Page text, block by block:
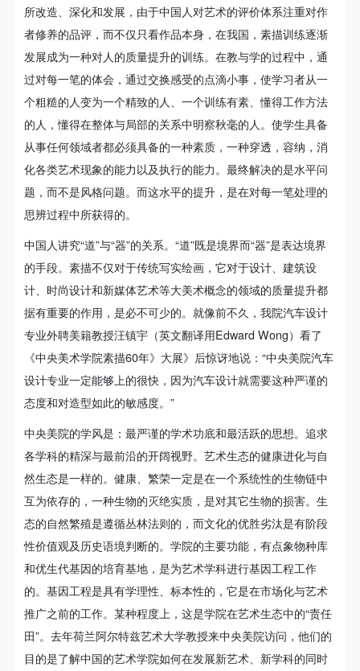
所改造、深化和发展，由于中国人对艺术的评价体系注重对作
者修养的品评，而不仅只看作品本身，在我国，素描训练逐渐
发展成为一种对人的质量提升的训练。在教与学的过程中，通
过对每一笔的体会，通过交换感受的点滴小事，使学习者从一
个粗糙的人变为一个精致的人、一个训练有素、懂得工作方法
的人，懂得在整体与局部的关系中明察秋毫的人。使学生具备
从事任何领域者都必须具备的一种素质，一种穿透，容纳，消
化各类艺术现象的能力以及执行的能力。最终解决的是水平问
题，而不是风格问题。而这水平的提升，是在对每一笔处理的
思辨过程中所获得的。
中国人讲究“道”与“器”的关系。“道”既是境界而“器”是表达境界
的手段。素描不仅对于传统写实绘画，它对于设计、建筑设
计、时尚设计和新媒体艺术等大美术概念的领域的质量提升都
据有重要的作用，是必不可少的。就像前不久，我院汽车设计
专业外聘美籍教授汪镇宇（英文翻译用Edward Wong）看了
《中央美术学院素描60年》大展》后惊讶地说：“中央美院汽车
设计专业一定能够上的很快，因为汽车设计就需要这种严谨的
态度和对造型如此的敏感度。”
中央美院的学风是：最严谨的学术功底和最活跃的思想。追求
各学科的精深与最前沿的开阔视野。艺术生态的健康进化与自
然生态是一样的。健康、繁荣一定是在一个系统性的生物链中
互为依存的，一种生物的灭绝实质，是对其它生物的损害。生
态的自然繁殖是遵循丛林法则的，而文化的优胜劣汰是有阶段
性价值观及历史语境判断的。学院的主要功能，有点象物种库
和优生代基因的培育基地，是为艺术学科进行基因工程工作
的。基因工程是具有学理性、标本性的，它是在市场化与艺术
推广之前的工作。某种程度上，这是学院在艺术生态中的“责任
田”。去年荷兰阿尔特兹艺术大学教授来中央美院访问，他们的
目的是了解中国的艺术学院如何在发展新艺术、新学科的同时